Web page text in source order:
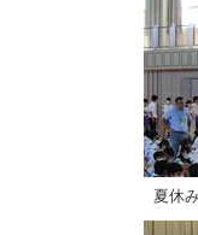
夏休